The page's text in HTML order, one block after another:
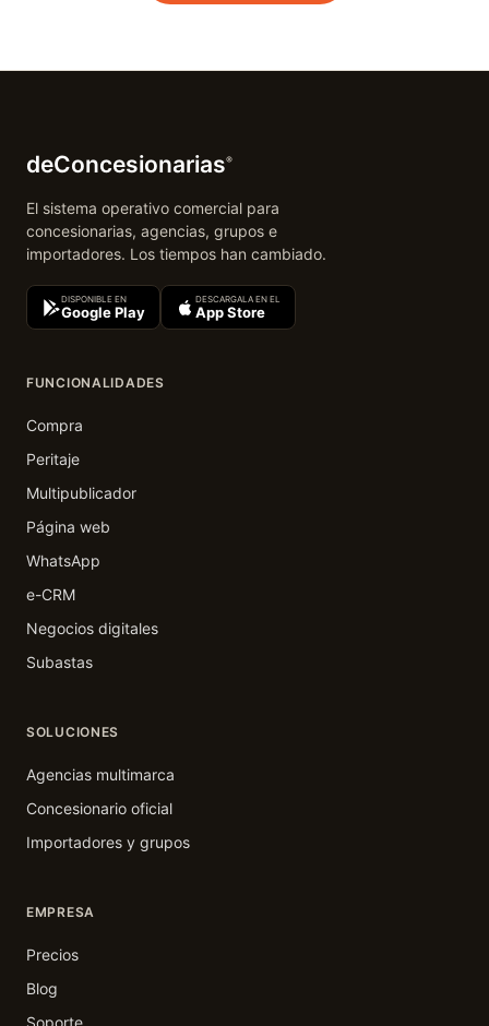
deConcesionarias®
El sistema operativo comercial para
concesionarias, agencias, grupos e
importadores. Los tiempos han cambiado.
DISPONIBLE EN
Google Play
DESCARGALA EN EL
App Store
FUNCIONALIDADES
Compra
Peritaje
Multipublicador
Página web
WhatsApp
e-CRM
Negocios digitales
Subastas
SOLUCIONES
Agencias multimarca
Concesionario oficial
Importadores y grupos
EMPRESA
Precios
Blog
Soporte